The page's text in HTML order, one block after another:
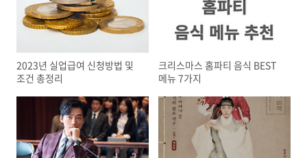
2023년 실업급여 신청방법 및
조건 총정리
크리스마스 홈파티 음식 BEST
메뉴 7가지